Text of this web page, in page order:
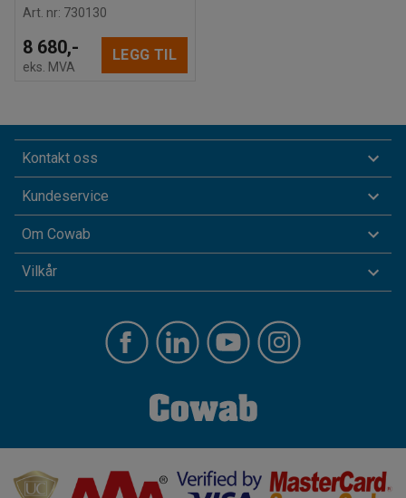
Art. nr: 730130
8 680,-
eks. MVA
LEGG TIL
Kontakt oss
Kundeservice
Om Cowab
Vilkår